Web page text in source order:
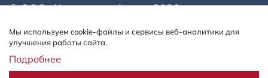
© ООО «Компания сфера». 2026 г.
Адрес: 302020, г. Орел, Наугорское шоссе 17а,
пом. 1
Телефон:+7-4862-222-380,+7-800-200-6165
Мы используем cookie-файлы и сервисы веб-аналитики для
улучшения работы сайта.
Подробнее